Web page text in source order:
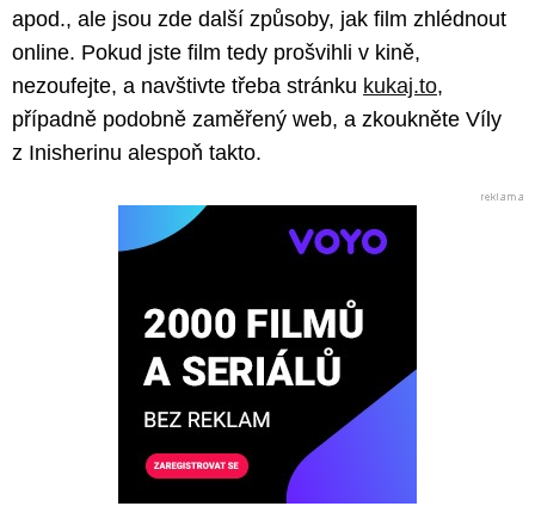
apod., ale jsou zde další způsoby, jak film zhlédnout
online. Pokud jste film tedy prošvihli v kině,
nezoufejte, a navštivte třeba stránku kukaj.to,
případně podobně zaměřený web, a zkoukněte Víly
z Inisherinu alespoň takto.